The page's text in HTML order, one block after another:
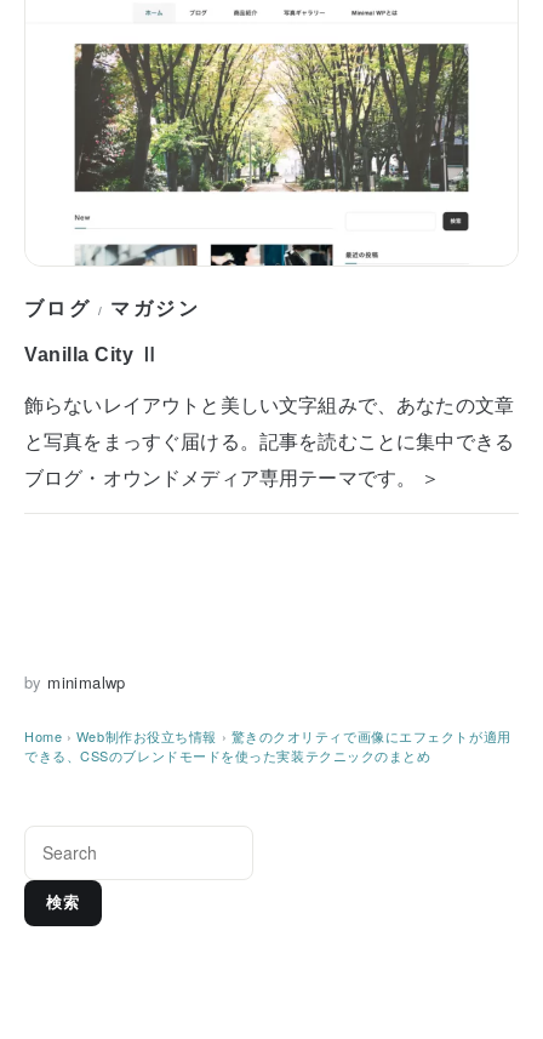
ブログ / マガジン
Vanilla City Ⅱ
飾らないレイアウトと美しい文字組みで、あなたの文章
と写真をまっすぐ届ける。記事を読むことに集中できる
ブログ・オウンドメディア専用テーマです。 ＞
by minimalwp
Home › Web制作お役立ち情報 › 驚きのクオリティで画像にエフェクトが適用
できる、CSSのブレンドモードを使った実装テクニックのまとめ
検索